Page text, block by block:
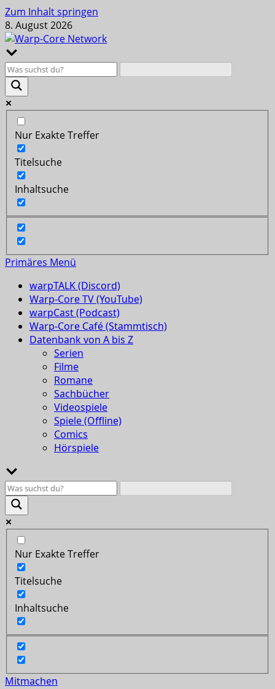
Zum Inhalt springen
8. August 2026
Nur Exakte Treffer
Titelsuche
Inhaltsuche
Primäres Menü
warpTALK (Discord)
Warp-Core TV (YouTube)
warpCast (Podcast)
Warp-Core Café (Stammtisch)
Datenbank von A bis Z
Serien
Filme
Romane
Sachbücher
Videospiele
Spiele (Offline)
Comics
Hörspiele
Nur Exakte Treffer
Titelsuche
Inhaltsuche
Mitmachen